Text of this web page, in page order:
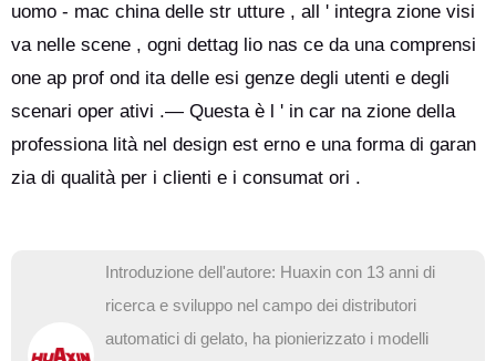
uomo - mac china delle str utture , all ' integra zione visi
va nelle scene , ogni dettag lio nas ce da una comprensi
one ap prof ond ita delle esi genze degli utenti e degli
scenari oper ativi .— Questa è l ' in car na zione della
professiona lità nel design est erno e una forma di garan
zia di qualità per i clienti e i consumat ori .
Introduzione dell'autore: Huaxin con 13 anni di
ricerca e sviluppo nel campo dei distributori
automatici di gelato, ha pionierizzato i modelli